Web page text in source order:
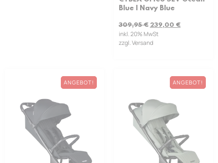
Blue | Navy Blue
309,95€ 239,00 €
inkl. 20% MwSt
zzgl. Versand
ANGEBOT! ANGEBOT!